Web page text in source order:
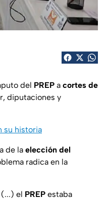
del PREP a cortes de
diputaciones y
su historia
de la elección del
radica en la
el PREP estaba